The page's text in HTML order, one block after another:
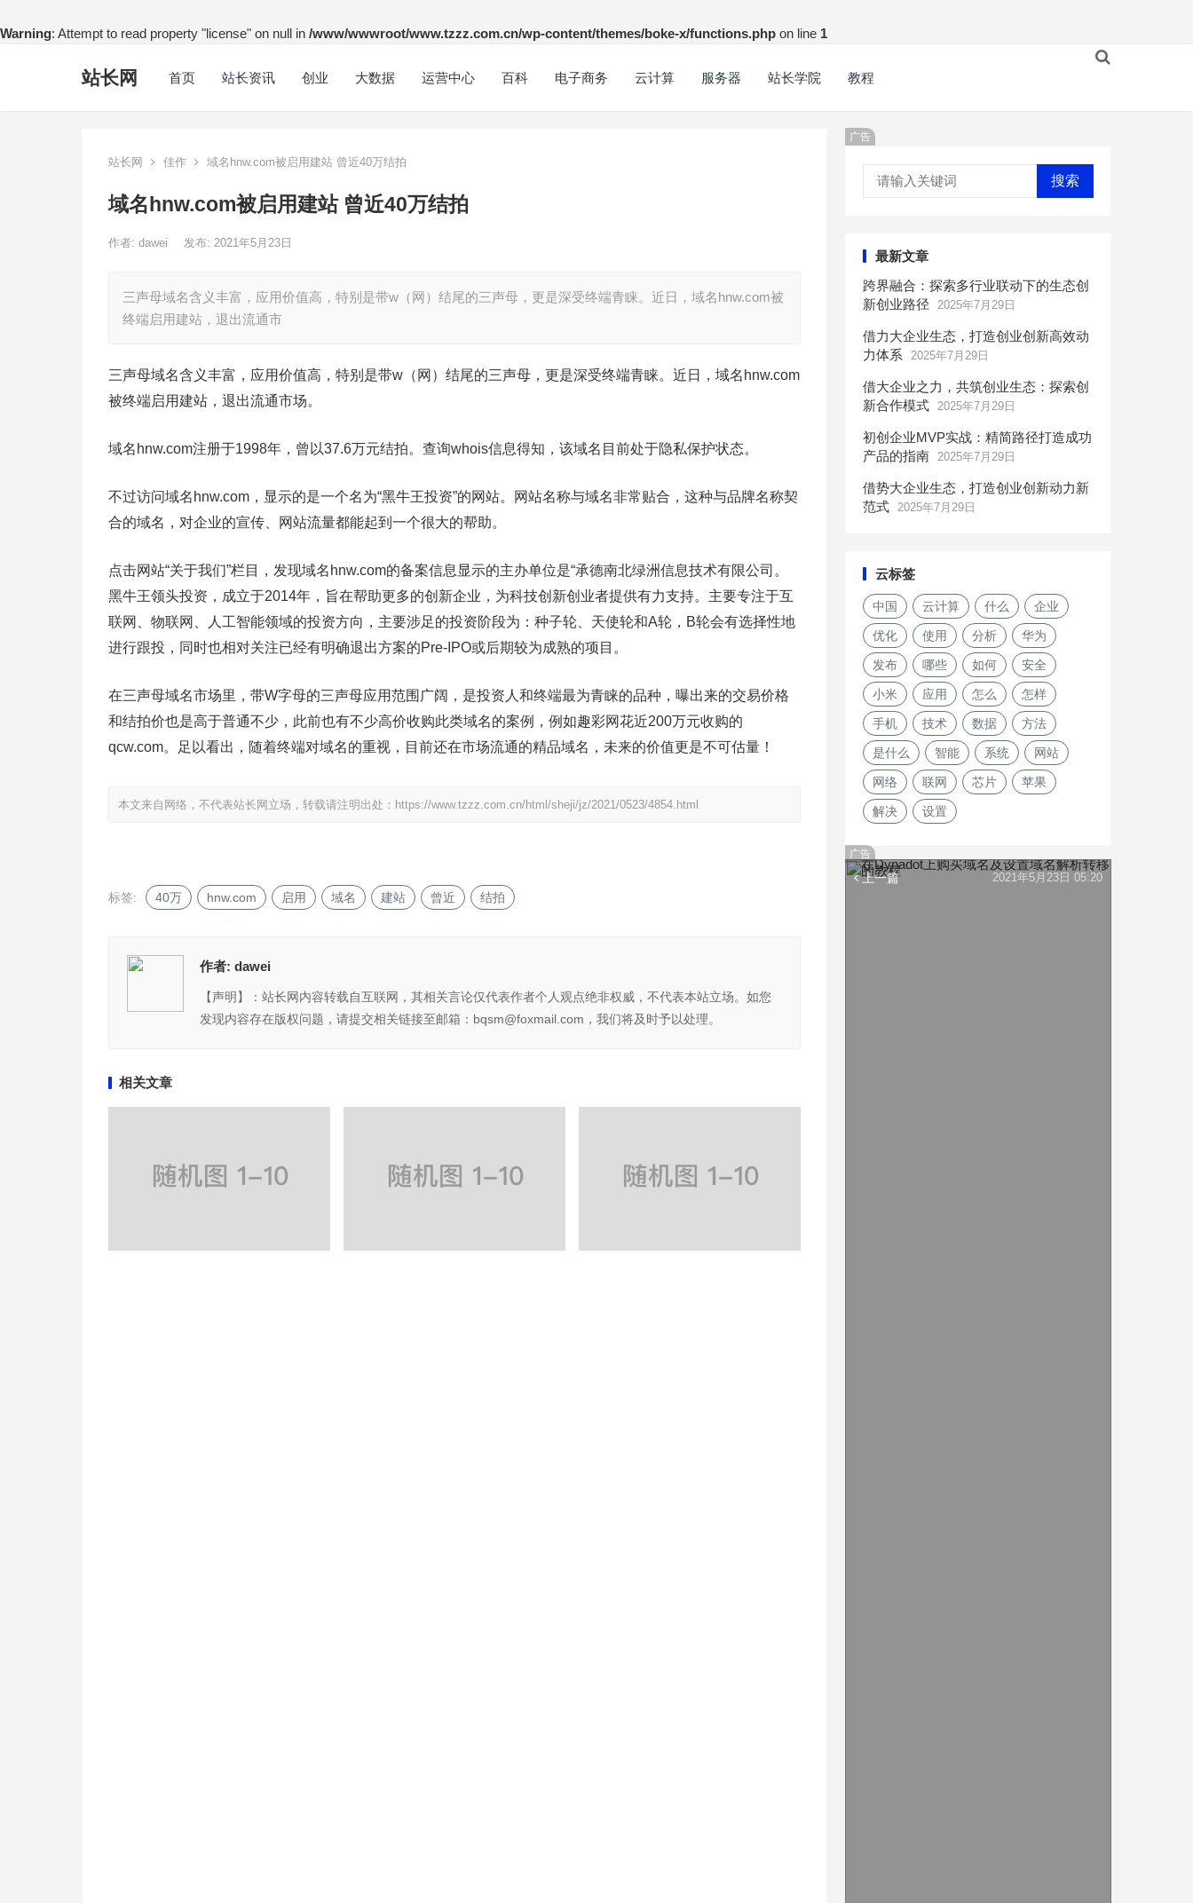
Warning: Attempt to read property "license" on null in /www/wwwroot/www.tzzz.com.cn/wp-content/themes/boke-x/functions.php on line 1
站长网 首页 站长资讯 创业 大数据 运营中心 百科 电子商务 云计算 服务器 站长学院 教程
站长网 佳作 域名hnw.com被启用建站 曾近40万结拍
域名hnw.com被启用建站 曾近40万结拍
作者: dawei 发布: 2021年5月23日
三声母域名含义丰富，应用价值高，特别是带w（网）结尾的三声母，更是深受终端青睐。近日，域名hnw.com被
终端启用建站，退出流通市
三声母域名含义丰富，应用价值高，特别是带w（网）结尾的三声母，更是深受终端青睐。近日，域名hnw.com
被终端启用建站，退出流通市场。
域名hnw.com注册于1998年，曾以37.6万元结拍。查询whois信息得知，该域名目前处于隐私保护状态。
不过访问域名hnw.com，显示的是一个名为“黑牛王投资”的网站。网站名称与域名非常贴合，这种与品牌名称契
合的域名，对企业的宣传、网站流量都能起到一个很大的帮助。
点击网站“关于我们”栏目，发现域名hnw.com的备案信息显示的主办单位是“承德南北绿洲信息技术有限公司。
黑牛王领头投资，成立于2014年，旨在帮助更多的创新企业，为科技创新创业者提供有力支持。主要专注于互
联网、物联网、人工智能领域的投资方向，主要涉足的投资阶段为：种子轮、天使轮和A轮，B轮会有选择性地
进行跟投，同时也相对关注已经有明确退出方案的Pre-IPO或后期较为成熟的项目。
在三声母域名市场里，带W字母的三声母应用范围广阔，是投资人和终端最为青睐的品种，曝出来的交易价格
和结拍价也是高于普通不少，此前也有不少高价收购此类域名的案例，例如趣彩网花近200万元收购的
qcw.com。足以看出，随着终端对域名的重视，目前还在市场流通的精品域名，未来的价值更是不可估量！
本文来自网络，不代表站长网立场，转载请注明出处： https://www.tzzz.com.cn/html/sheji/jz/2021/0523/4854.html
标签: 40万 hnw.com 启用 域名 建站 曾近 结拍
作者: dawei
【声明】：站长网内容转载自互联网，其相关言论仅代表作者个人观点绝非权威，不代表本站立场。如您
发现内容存在版权问题，请提交相关链接至邮箱：bqsm@foxmail.com，我们将及时予以处理。
相关文章
广告
搜索
最新文章
跨界融合：探索多行业联动下的生态创
新创业路径
2025年7月29日
借力大企业生态，打造创业创新高效动
力体系
2025年7月29日
借大企业之力，共筑创业生态：探索创
新合作模式 2025年7月29日
初创企业MVP实战：精简路径打造成功
产品的指南 2025年7月29日
借势大企业生态，打造创业创新动力新
范式 2025年7月29日
云标签
中国 云计算 什么 企业
优化 使用 分析 华为
发布 哪些 如何 安全
小米 应用 怎么 怎样
手机 技术 数据 方法
是什么 智能 系统 网站
网络 联网 芯片 苹果
解决 设置
广告
上一篇 2021年5月23日 05:20